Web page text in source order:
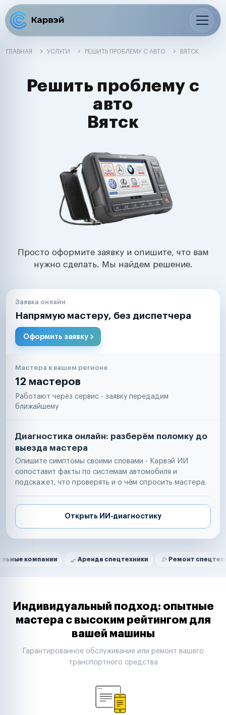
ГЛАВНАЯ УСЛУГИ РЕШИТЬ ПРОБЛЕМУ С АВТО ВЯТСК
Решить проблему с
авто
Вятск
Просто оформите заявку и опишите, что вам
нужно сделать. Мы найдем решение.
Заявка онлайн
Напрямую мастеру, без диспетчера
Оформить заявку
Мастера в вашем регионе
12 мастеров
Работают через сервис - заявку передадим
ближайшему
Диагностика онлайн: разберём поломку до
выезда мастера
Опишите симптомы своими словами - Карвэй ИИ
сопоставит факты по системам автомобиля и
подскажет, что проверять и о чём спросить мастера.
Открыть ИИ-диагностику
Нам доверяют
Аренда спецтехники Ремонт спецтехники
Маркетплейсы
Таксопарки
Автодилеры
Строительные компании
Аренда спецтехники
Индивидуальный подход: опытные
мастера с высоким рейтингом для
вашей машины
Гарантированное обслуживание или ремонт вашего
транспортного средства